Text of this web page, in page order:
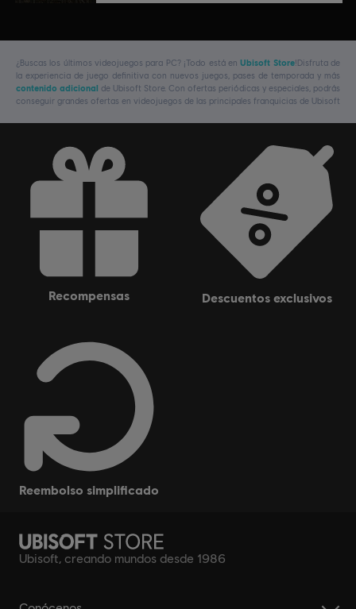
¿Buscas los últimos videojuegos para PC? ¡Todo está enUbisoft Store!Disfruta de
la experiencia de juego definitiva con nuevos juegos, pases de temporada y más
contenido adicional de Ubisoft Store. Con ofertas periódicas y especiales, podrás
conseguir grandes ofertas en videojuegos de las principales franquicias de Ubisoft
recompensas descuentos exclusivos
reembolso simplificado
Ubisoft, creando mundos desde 1986